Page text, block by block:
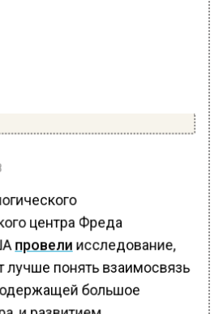
центра Фреда
провели исследование,
понять взаимосвязь
большое
и развитием